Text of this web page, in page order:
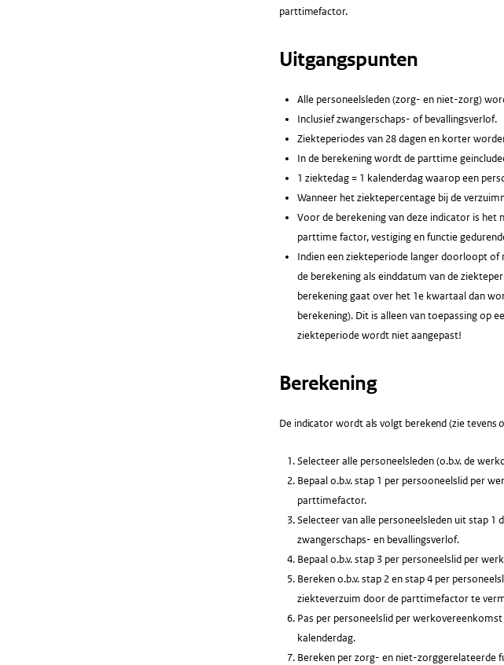
parttimefactor.
Uitgangspunten
Alle personeelsleden (zorg- en niet-zorg)
Inclusief zwangerschaps- of bevallingsverlof.
Ziekteperiodes van 28 dagen en korter
In de berekening wordt de parttime
1 ziektedag = 1 kalenderdag waarop een
Wanneer het ziektepercentage bij de
Voor de berekening van deze indicator is
parttime factor, vestiging en functie
Indien een ziekteperiode langer doorloopt
de berekening als einddatum van de
berekening gaat over het 1e kwartaal dan
berekening). Dit is alleen van toepassing op
ziekteperiode wordt niet aangepast!
Berekening
De indicator wordt als volgt berekend (zie tevens
Selecteer alle personeelsleden (o.b.v. de
Bepaal o.b.v. stap 1 per persooneelslid per
parttimefactor.
Selecteer van alle personeelsleden uit stap 1
zwangerschaps- en bevallingsverlof.
Bepaal o.b.v. stap 3 per personeelslid per
Bereken o.b.v. stap 2 en stap 4 per
ziekteverzuim door de parttimefactor te
Pas per personeelslid per
kalenderdag.
Bereken per zorg- en niet-zorggerelateerde